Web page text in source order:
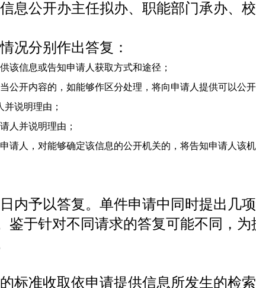
息公开办主任拟办、职能部门承办、
况分别作出答复：
该信息或告知申请人获取方式和途径；
公开内容的，如能够作区分处理，将向申请人提供可以公
说明理由；
人并说明理由；
请人，对能够确定该信息的公开机关的，将告知申请人该
内予以答复。单件申请中同时提出几
鉴于针对不同请求的答复可能不同，为
标准收取依申请提供信息所发生的检